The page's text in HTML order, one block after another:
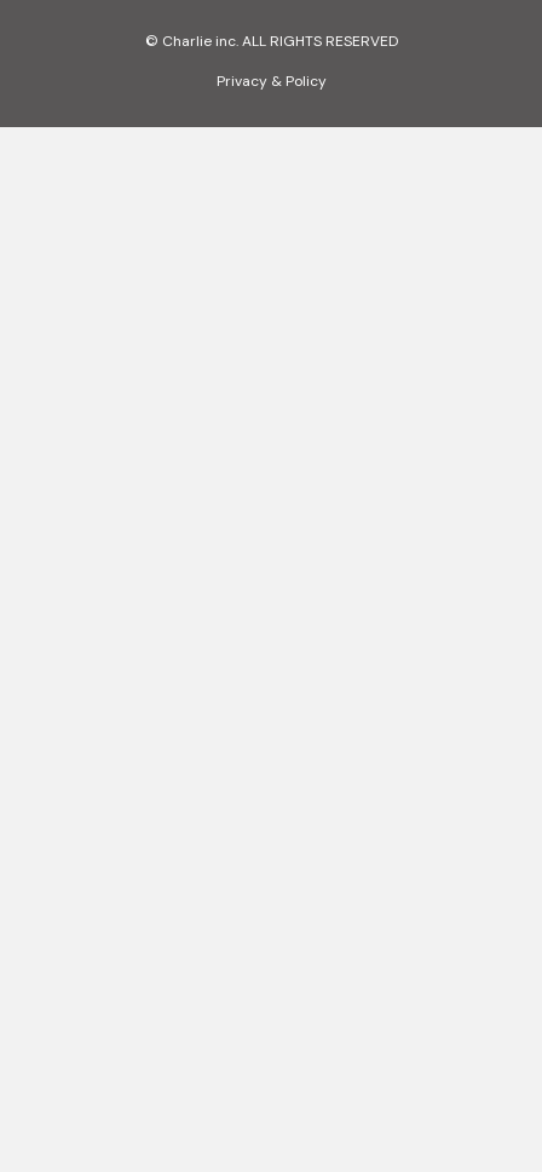
© Charlie inc. ALL RIGHTS RESERVED
Privacy & Policy